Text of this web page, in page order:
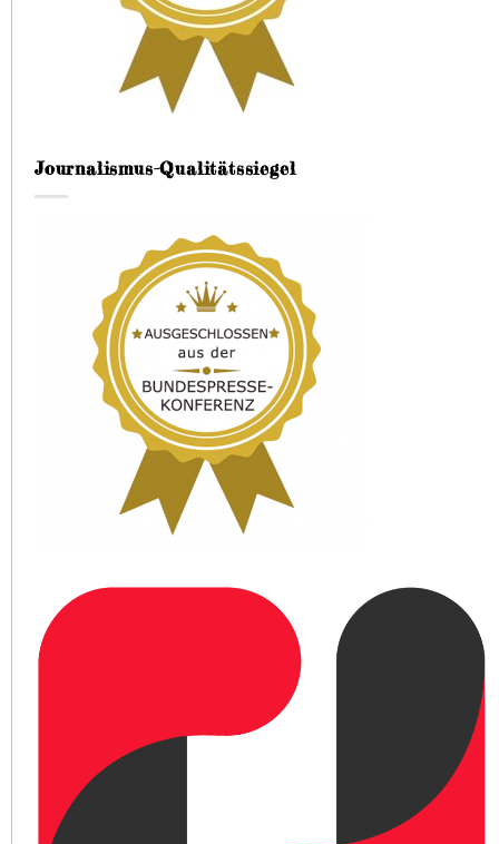
Journalismus-Qualitätssiegel